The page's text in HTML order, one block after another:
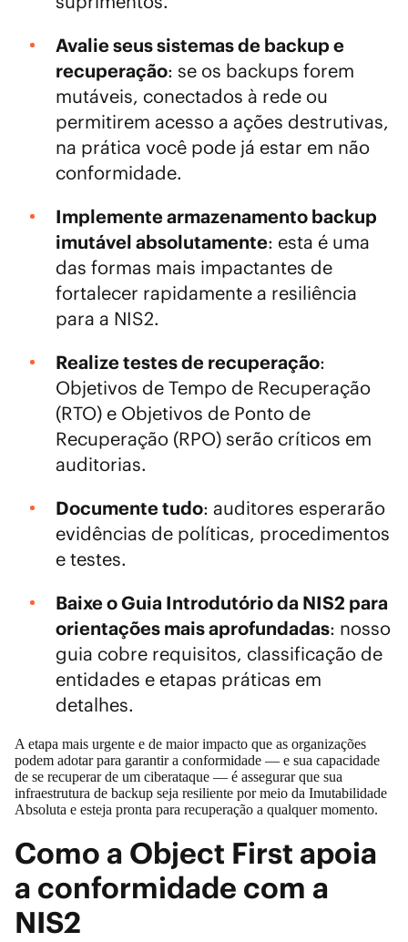
Avalie seus sistemas de backup e
recuperação: se os backups forem
mutáveis, conectados à rede ou
permitirem acesso a ações destrutivas,
na prática você pode já estar em não
conformidade.
Implemente armazenamento backup
imutável absolutamente: esta é uma
das formas mais impactantes de
fortalecer rapidamente a resiliência
para a NIS2.
Realize testes de recuperação:
Objetivos de Tempo de Recuperação
(RTO) e Objetivos de Ponto de
Recuperação (RPO) serão críticos em
auditorias.
Documente tudo: auditores esperarão
evidências de políticas, procedimentos
e testes.
Baixe o Guia Introdutório da NIS2 para
orientações mais aprofundadas: nosso
guia cobre requisitos, classificação de
entidades e etapas práticas em
detalhes.
A etapa mais urgente e de maior impacto que as organizações
podem adotar para garantir a conformidade — e sua capacidade
de se recuperar de um ciberataque — é assegurar que sua
infraestrutura de backup seja resiliente por meio da Imutabilidade
Absoluta e esteja pronta para recuperação a qualquer momento.
Como a Object First apoia
a conformidade com a
NIS2